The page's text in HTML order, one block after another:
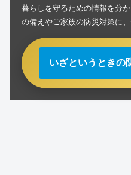
暮らしを守るための情報を分
の備えやご家族の防災対策に、
いざというときの